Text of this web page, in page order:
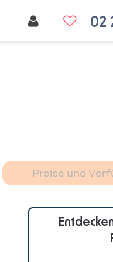
02
Preise und